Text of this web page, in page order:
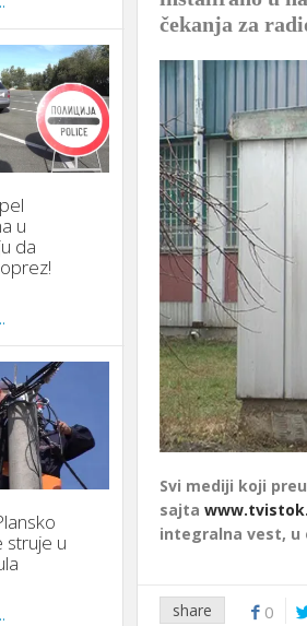
u
da
struje u
čekanja za
Svi mediji koji
sajta
integralna vest, u
share 0